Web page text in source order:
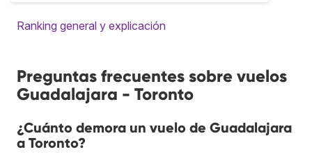
Ranking general y explicación
Preguntas frecuentes sobre vuelos
Guadalajara - Toronto
¿Cuánto demora un vuelo de Guadalajara
a Toronto?